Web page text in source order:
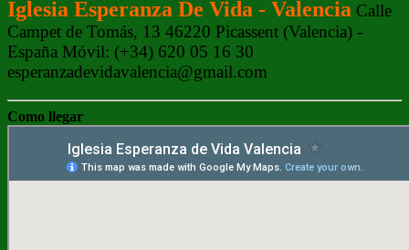
Iglesia Esperanza De Vida - Valencia Calle
Campet de Tomás, 13 46220 Picassent (Valencia) -
España Móvil: (+34) 620 05 16 30
esperanzadevidavalencia@gmail.com
Como llegar